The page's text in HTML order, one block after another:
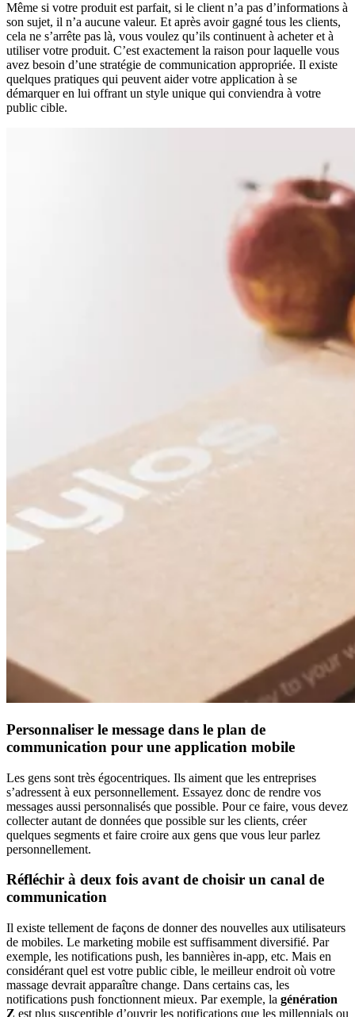
Même si votre produit est parfait, si le client n’a pas d’informations à
son sujet, il n’a aucune valeur. Et après avoir gagné tous les clients,
cela ne s’arrête pas là, vous voulez qu’ils continuent à acheter et à
utiliser votre produit. C’est exactement la raison pour laquelle vous
avez besoin d’une stratégie de communication appropriée. Il existe
quelques pratiques qui peuvent aider votre application à se
démarquer en lui offrant un style unique qui conviendra à votre
public cible.
Personnaliser le message dans le plan de
communication pour une application mobile
Les gens sont très égocentriques. Ils aiment que les entreprises
s’adressent à eux personnellement. Essayez donc de rendre vos
messages aussi personnalisés que possible. Pour ce faire, vous devez
collecter autant de données que possible sur les clients, créer
quelques segments et faire croire aux gens que vous leur parlez
personnellement.
Réfléchir à deux fois avant de choisir un canal de
communication
Il existe tellement de façons de donner des nouvelles aux utilisateurs
de mobiles. Le marketing mobile est suffisamment diversifié. Par
exemple, les notifications push, les bannières in-app, etc. Mais en
considérant quel est votre public cible, le meilleur endroit où votre
massage devrait apparaître change. Dans certains cas, les
notifications push fonctionnent mieux. Par exemple, la génération
Z est plus susceptible d’ouvrir les notifications que les millennials ou